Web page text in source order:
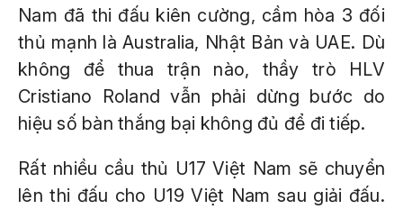
Nam đã thi đấu kiên cường, cầm hòa 3 đối
thủ mạnh là Australia, Nhật Bản và UAE. Dù
không để thua trận nào, thầy trò HLV
Cristiano Roland vẫn phải dừng bước do
hiệu số bàn thắng bại không đủ để đi tiếp.
Rất nhiều cầu thủ U17 Việt Nam sẽ chuyển
lên thi đấu cho U19 Việt Nam sau giải đấu.